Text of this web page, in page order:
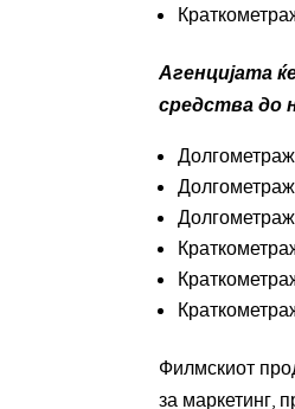
Агенцијата
средства до
Филмскиот
за маркетинг,